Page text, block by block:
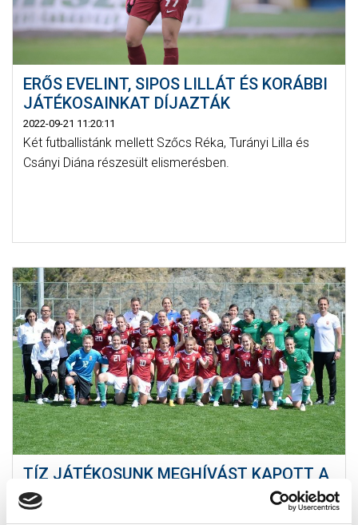
ERŐS EVELINT, SIPOS LILLÁT ÉS KORÁBBI
JÁTÉKOSAINKAT DÍJAZTÁK
2022-09-21 11:20:11
Két futballistánk mellett Szőcs Réka, Turányi Lilla és
Csányi Diána részesült elismerésben.
TÍZ JÁTÉKOSUNK MEGHÍVÁST KAPOTT A
VÁLOGATOTT EDZŐTÁBORÁBA
2020-08-13 17:00:00